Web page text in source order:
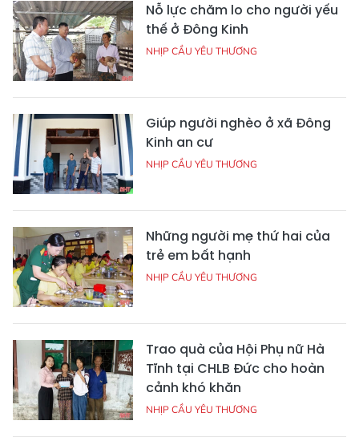
Nỗ lực chăm lo cho người yếu
thế ở Đông Kinh
NHỊP CẦU YÊU THƯƠNG
Giúp người nghèo ở xã Đông
Kinh an cư
NHỊP CẦU YÊU THƯƠNG
Những người mẹ thứ hai của
trẻ em bất hạnh
NHỊP CẦU YÊU THƯƠNG
Trao quà của Hội Phụ nữ Hà
Tĩnh tại CHLB Đức cho hoàn
cảnh khó khăn
NHỊP CẦU YÊU THƯƠNG